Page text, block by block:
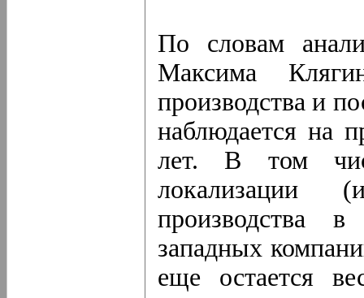
По словам
Максима
производства и
наблюдается на
лет. В том
локализации
производства
западных
еще остается